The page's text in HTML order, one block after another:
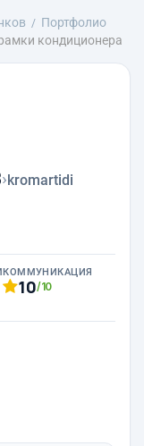
Портфолио
кондиционера
›kromartidi
КОММУНИКАЦИЯ
10/10